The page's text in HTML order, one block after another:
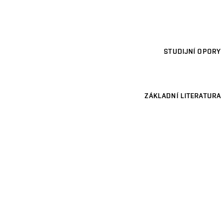
STUDIJNÍ OPORY
ZÁKLADNÍ LITERATURA